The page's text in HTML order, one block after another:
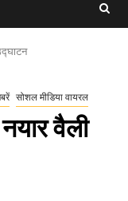
सोशल मीडिया वायरल
वैली